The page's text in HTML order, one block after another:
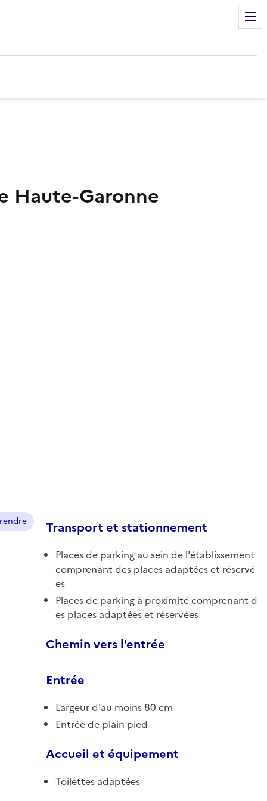
Haute-Garonne
Transport et stationnement
Places de parking au sein de l'établissement
comprenant des places adaptées et réservé
es
Places de parking à proximité comprenant d
es places adaptées et réservées
Chemin vers l'entrée
Entrée
Largeur d'au moins 80 cm
Entrée de plain pied
Accueil et équipement
Toilettes adaptées